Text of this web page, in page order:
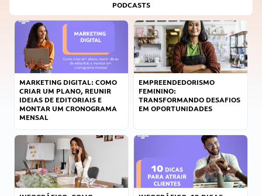
PODCASTS
MARKETING DIGITAL: COMO
CRIAR UM PLANO, REUNIR
IDEIAS DE EDITORIAIS E
MONTAR UM CRONOGRAMA
MENSAL
EMPREENDEDORISMO
FEMININO:
TRANSFORMANDO DESAFIOS
EM OPORTUNIDADES